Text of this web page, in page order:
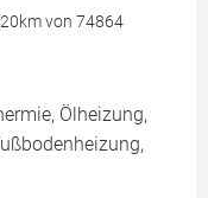
von 74864
Ölheizung,